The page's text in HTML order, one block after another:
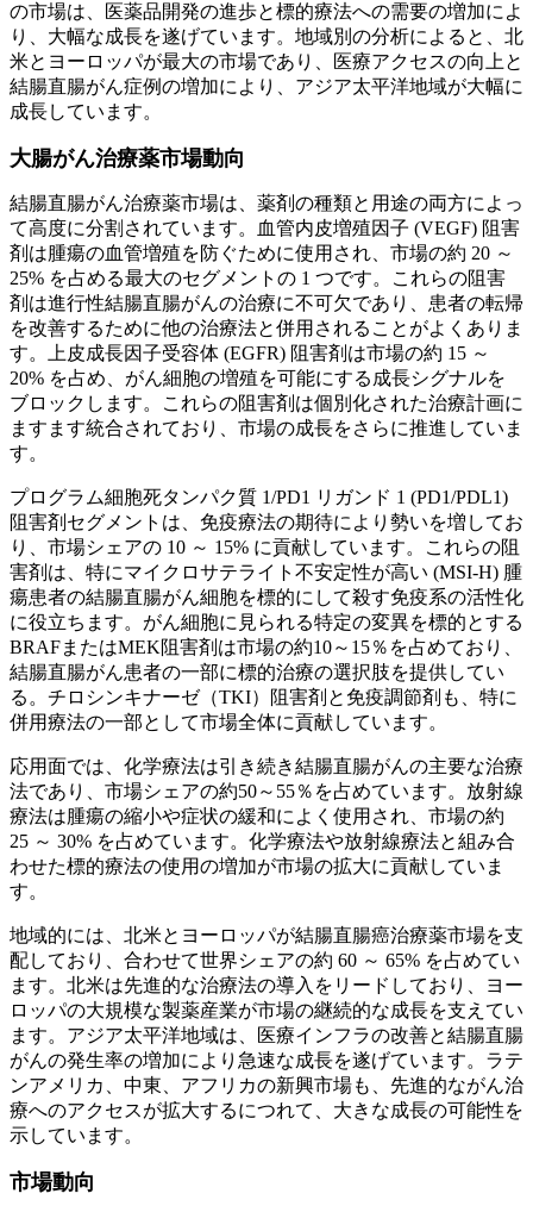
の市場は、医薬品開発の進歩と標的療法への需要の増加によ
り、大幅な成長を遂げています。地域別の分析によると、北
米とヨーロッパが最大の市場であり、医療アクセスの向上と
結腸直腸がん症例の増加により、アジア太平洋地域が大幅に
成長しています。
大腸がん治療薬市場動向
結腸直腸がん治療薬市場は、薬剤の種類と用途の両方によっ
て高度に分割されています。血管内皮増殖因子 (VEGF) 阻害
剤は腫瘍の血管増殖を防ぐために使用され、市場の約 20 ～
25% を占める最大のセグメントの 1 つです。これらの阻害
剤は進行性結腸直腸がんの治療に不可欠であり、患者の転帰
を改善するために他の治療法と併用されることがよくありま
す。上皮成長因子受容体 (EGFR) 阻害剤は市場の約 15 ～
20% を占め、がん細胞の増殖を可能にする成長シグナルを
ブロックします。これらの阻害剤は個別化された治療計画に
ますます統合されており、市場の成長をさらに推進していま
す。
プログラム細胞死タンパク質 1/PD1 リガンド 1 (PD1/PDL1)
阻害剤セグメントは、免疫療法の期待により勢いを増してお
り、市場シェアの 10 ～ 15% に貢献しています。これらの阻
害剤は、特にマイクロサテライト不安定性が高い (MSI-H) 腫
瘍患者の結腸直腸がん細胞を標的にして殺す免疫系の活性化
に役立ちます。がん細胞に見られる特定の変異を標的とする
BRAFまたはMEK阻害剤は市場の約10～15％を占めており、
結腸直腸がん患者の一部に標的治療の選択肢を提供してい
る。チロシンキナーゼ（TKI）阻害剤と免疫調節剤も、特に
併用療法の一部として市場全体に貢献しています。
応用面では、化学療法は引き続き結腸直腸がんの主要な治療
法であり、市場シェアの約50～55％を占めています。放射線
療法は腫瘍の縮小や症状の緩和によく使用され、市場の約
25 ～ 30% を占めています。化学療法や放射線療法と組み合
わせた標的療法の使用の増加が市場の拡大に貢献していま
す。
地域的には、北米とヨーロッパが結腸直腸癌治療薬市場を支
配しており、合わせて世界シェアの約 60 ～ 65% を占めてい
ます。北米は先進的な治療法の導入をリードしており、ヨー
ロッパの大規模な製薬産業が市場の継続的な成長を支えてい
ます。アジア太平洋地域は、医療インフラの改善と結腸直腸
がんの発生率の増加により急速な成長を遂げています。ラテ
ンアメリカ、中東、アフリカの新興市場も、先進的ながん治
療へのアクセスが拡大するにつれて、大きな成長の可能性を
示しています。
市場動向